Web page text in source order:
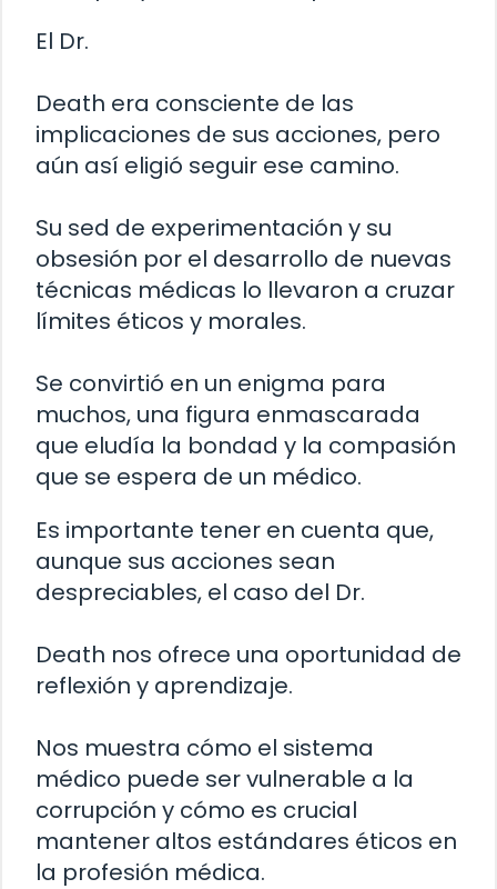
El Dr.
Death era consciente de las
implicaciones de sus acciones, pero
aún así eligió seguir ese camino.
Su sed de experimentación y su
obsesión por el desarrollo de nuevas
técnicas médicas lo llevaron a cruzar
límites éticos y morales.
Se convirtió en un enigma para
muchos, una figura enmascarada
que eludía la bondad y la compasión
que se espera de un médico.
Es importante tener en cuenta que,
aunque sus acciones sean
despreciables, el caso del Dr.
Death nos ofrece una oportunidad de
reflexión y aprendizaje.
Nos muestra cómo el sistema
médico puede ser vulnerable a la
corrupción y cómo es crucial
mantener altos estándares éticos en
la profesión médica.